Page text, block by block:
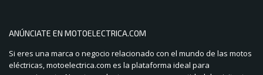
ANÚNCIATE EN MOTOELECTRICA.COM
Si eres una marca o negocio relacionado con el mundo de las motos
eléctricas, motoelectrica.com es la plataforma ideal para